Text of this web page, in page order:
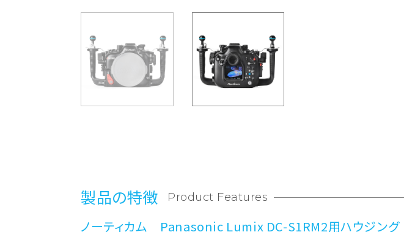
製品の特徴 Product Features
ノーティカム Panasonic Lumix DC-S1RM2用ハウジング